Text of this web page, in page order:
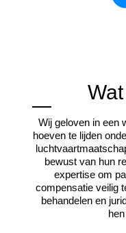
Wij geloven in een
hoeven te lijden
bewust van hun
expertise om
compensatie veilig
behandelen en